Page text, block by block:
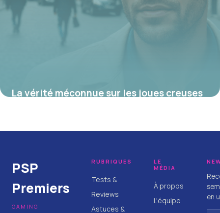
La vérité méconnue sur les joues creuses
PSP
Premiers
GAMING
RUBRIQUES
Tests &
Reviews
Astuces &
LE
MÉDIA
À propos
L'équipe
en